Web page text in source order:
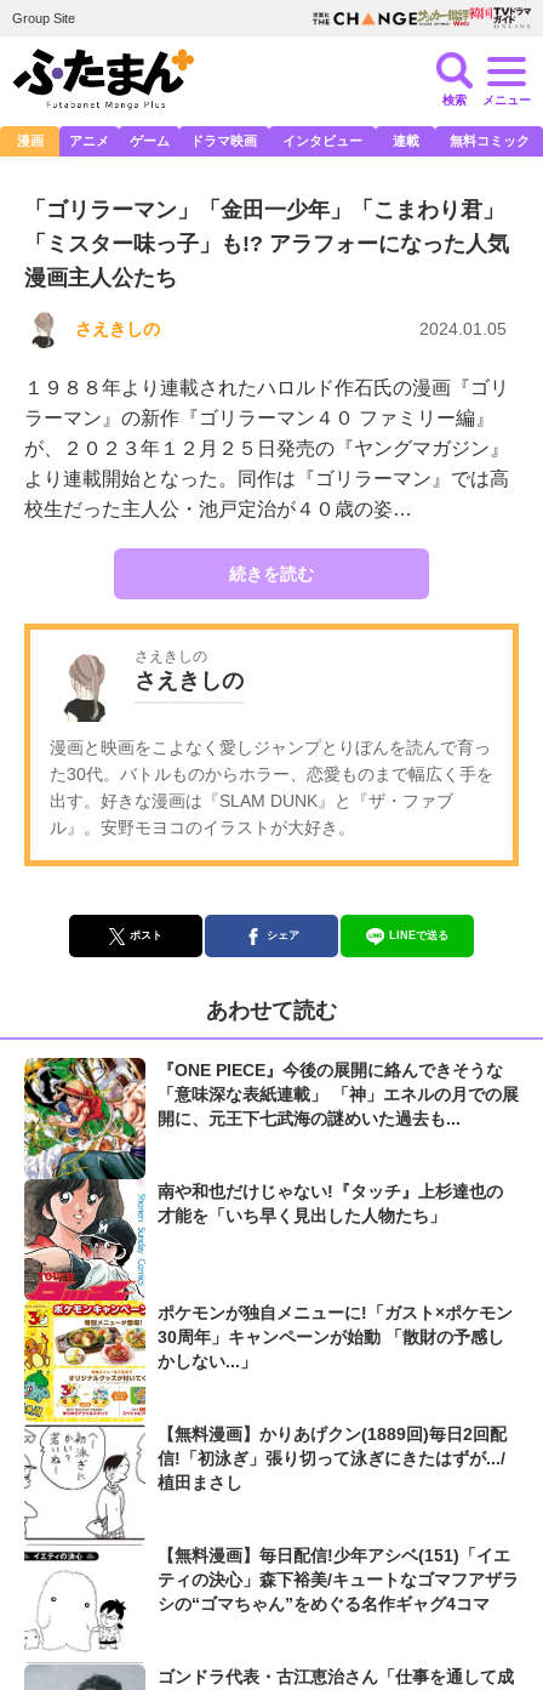
Group Site
検索 メニュー
漫画 アニメ ゲーム ドラマ映画 インタビュー 連載 無料コミック
「ゴリラーマン」「金田一少年」「こまわり君」
「ミスター味っ子」も!? アラフォーになった人気
漫画主人公たち
さえきしの 2024.01.05
１９８８年より連載されたハロルド作石氏の漫画『ゴリ
ラーマン』の新作『ゴリラーマン４０ ファミリー編』
が、２０２３年１２月２５日発売の『ヤングマガジン』
より連載開始となった。同作は『ゴリラーマン』では高
校生だった主人公・池戸定治が４０歳の姿…
続きを読む
さえきしの
さえきしの
漫画と映画をこよなく愛しジャンプとりぼんを読んで育っ
た30代。バトルものからホラー、恋愛ものまで幅広く手を
出す。好きな漫画は『SLAM DUNK』と『ザ・ファブ
ル』。安野モヨコのイラストが大好き。
ポスト シェア LINEで送る
あわせて読む
『ONE PIECE』今後の展開に絡んできそうな
「意味深な表紙連載」 「神」エネルの月での展
開に、元王下七武海の謎めいた過去も...
南や和也だけじゃない!『タッチ』上杉達也の
才能を「いち早く見出した人物たち」
ポケモンが独自メニューに!「ガスト×ポケモン
30周年」キャンペーンが始動 「散財の予感し
かしない...」
【無料漫画】かりあげクン(1889回)毎日2回配
信!「初泳ぎ」張り切って泳ぎにきたはずが.../
植田まさし
【無料漫画】毎日配信!少年アシベ(151)「イエ
ティの決心」森下裕美/キュートなゴマフアザラ
シの“ゴマちゃん”をめぐる名作ギャグ4コマ
ゴンドラ代表・古江恵治さん「仕事を通して成